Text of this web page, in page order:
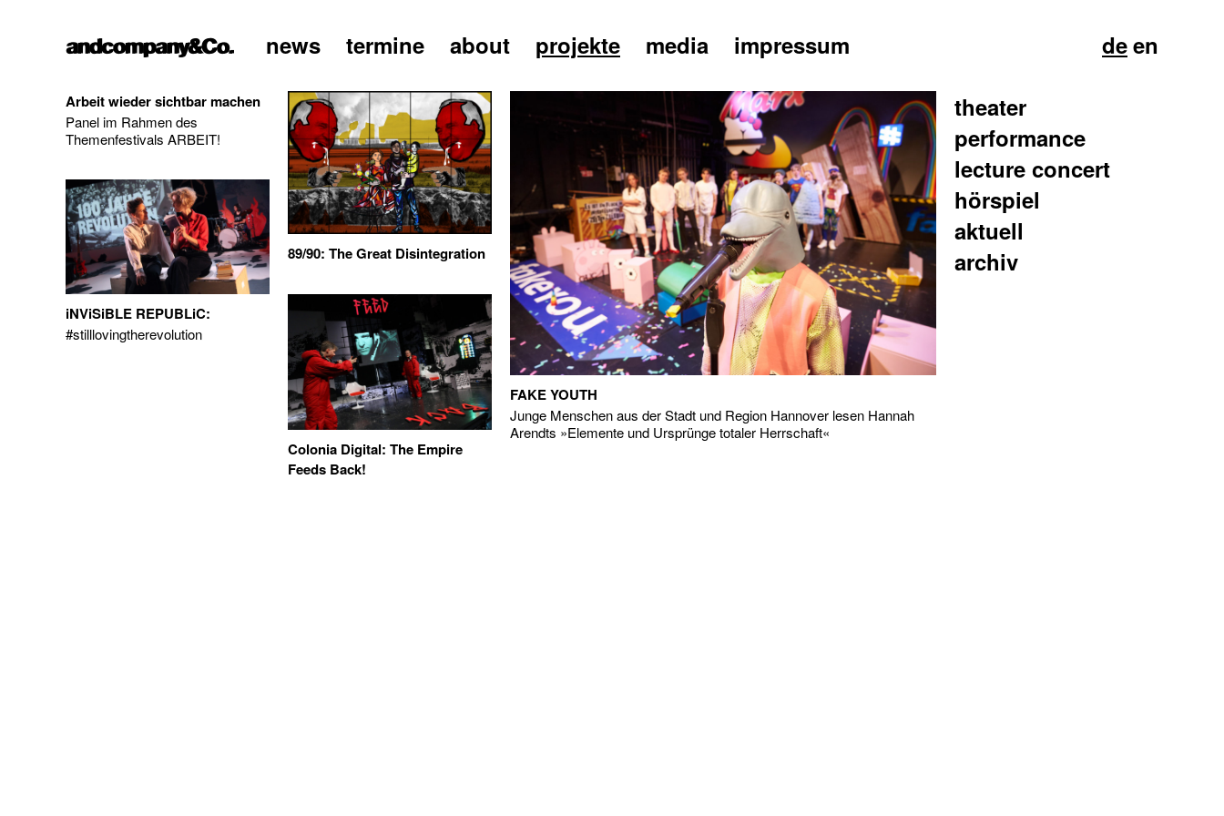
home news termine about projekte media impressum deen
theater
performance
lecture concert
hörspiel
aktuell
archiv
Arbeit wieder sichtbar machen
Panel im Rahmen des
Themenfestivals ARBEIT!
89/90: The Great Disintegration
FAKE YOUTH
Junge Menschen aus der Stadt und Region Hannover lesen Hannah
Arendts »Elemente und Ursprünge totaler Herrschaft«
iNViSiBLE REPUBLiC:
#stilllovingtherevolution
Colonia Digital: The Empire
Feeds Back!